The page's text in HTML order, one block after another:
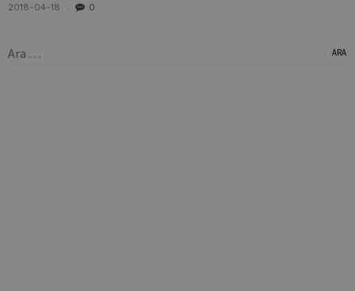
2018-04-18 0
Arama: